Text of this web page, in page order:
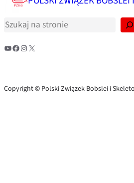
k
jYouTube Facebook Instagram X
Copyright © Polski Związek Bobslei i